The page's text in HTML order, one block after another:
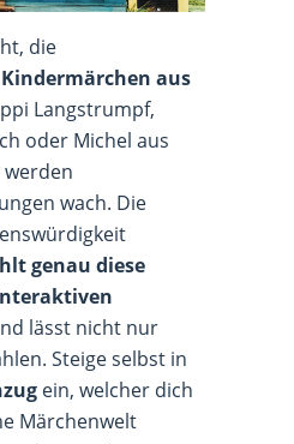
die
aus
Langstrumpf,
oder Michel aus
wach. Die
genau diese
lässt nicht nur
Steige selbst in
ein, welcher dich
Märchenwelt